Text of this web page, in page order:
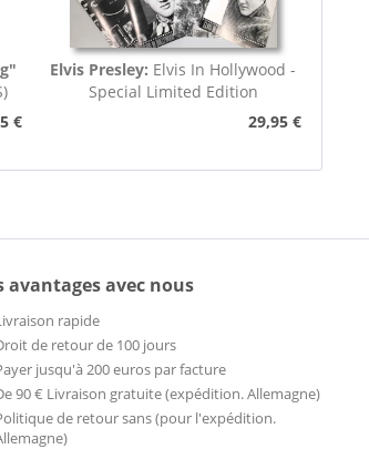
€
Elvis Presley: Elvis In Hollywood -
Special Limited Edition
29,95 €
avantages avec nous
rapide
de retour de 100 jours
jusqu'à 200 euros par facture
90 € Livraison gratuite (expédition. Allemagne)
de retour sans (pour l'expédition.